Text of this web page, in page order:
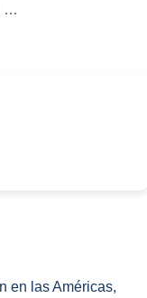
…
en las Américas,